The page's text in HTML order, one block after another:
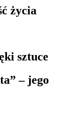
życia
sztuce
– jego